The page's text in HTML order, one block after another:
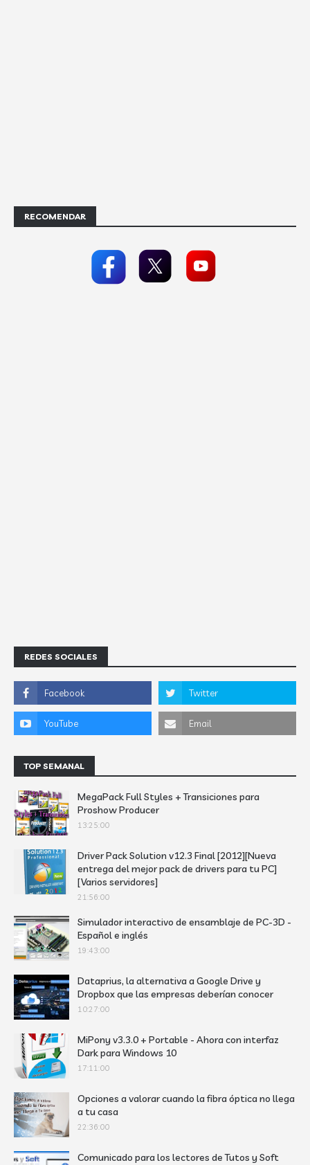
RECOMENDAR
REDES SOCIALES
TOP SEMANAL
MegaPack Full Styles + Transiciones para
Proshow Producer
13:25:00
Driver Pack Solution v12.3 Final [2012][Nueva
entrega del mejor pack de drivers para tu PC]
[Varios servidores]
21:56:00
Simulador interactivo de ensamblaje de PC-3D -
Español e inglés
19:43:00
Dataprius, la alternativa a Google Drive y
Dropbox que las empresas deberían conocer
10:27:00
MiPony v3.3.0 + Portable - Ahora con interfaz
Dark para Windows 10
17:11:00
Opciones a valorar cuando la fibra óptica no llega
a tu casa
22:36:00
Comunicado para los lectores de Tutos y Soft